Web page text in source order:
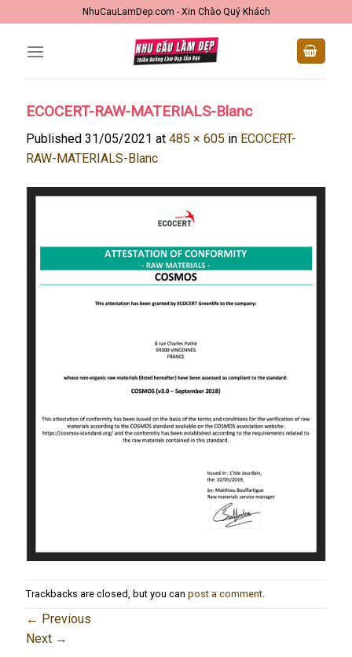
to
content
NhuCauLamDep.com - Xin Chào Quý Khách
ECOCERT-RAW-MATERIALS-Blanc
Published 31/05/2021 at 485 × 605 in ECOCERT-
RAW-MATERIALS-Blanc
Trackbacks are closed, but you can post a comment.
← Previous
Next →